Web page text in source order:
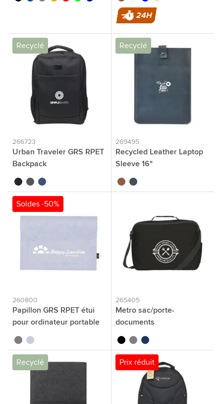
24H
Recyclé
266723
Urban Traveler GRS RPET
Backpack
noir gris bleu marine
Recyclé
269495
Recycled Leather Laptop
Sleeve 16"
brun bleu foncé
Soldes -50%
260800
Papillon GRS RPET étui
pour ordinateur portable
gris gris clair
265405
Metro sac/porte-
documents
noir gris bleu foncé
Recyclé Prix réduit